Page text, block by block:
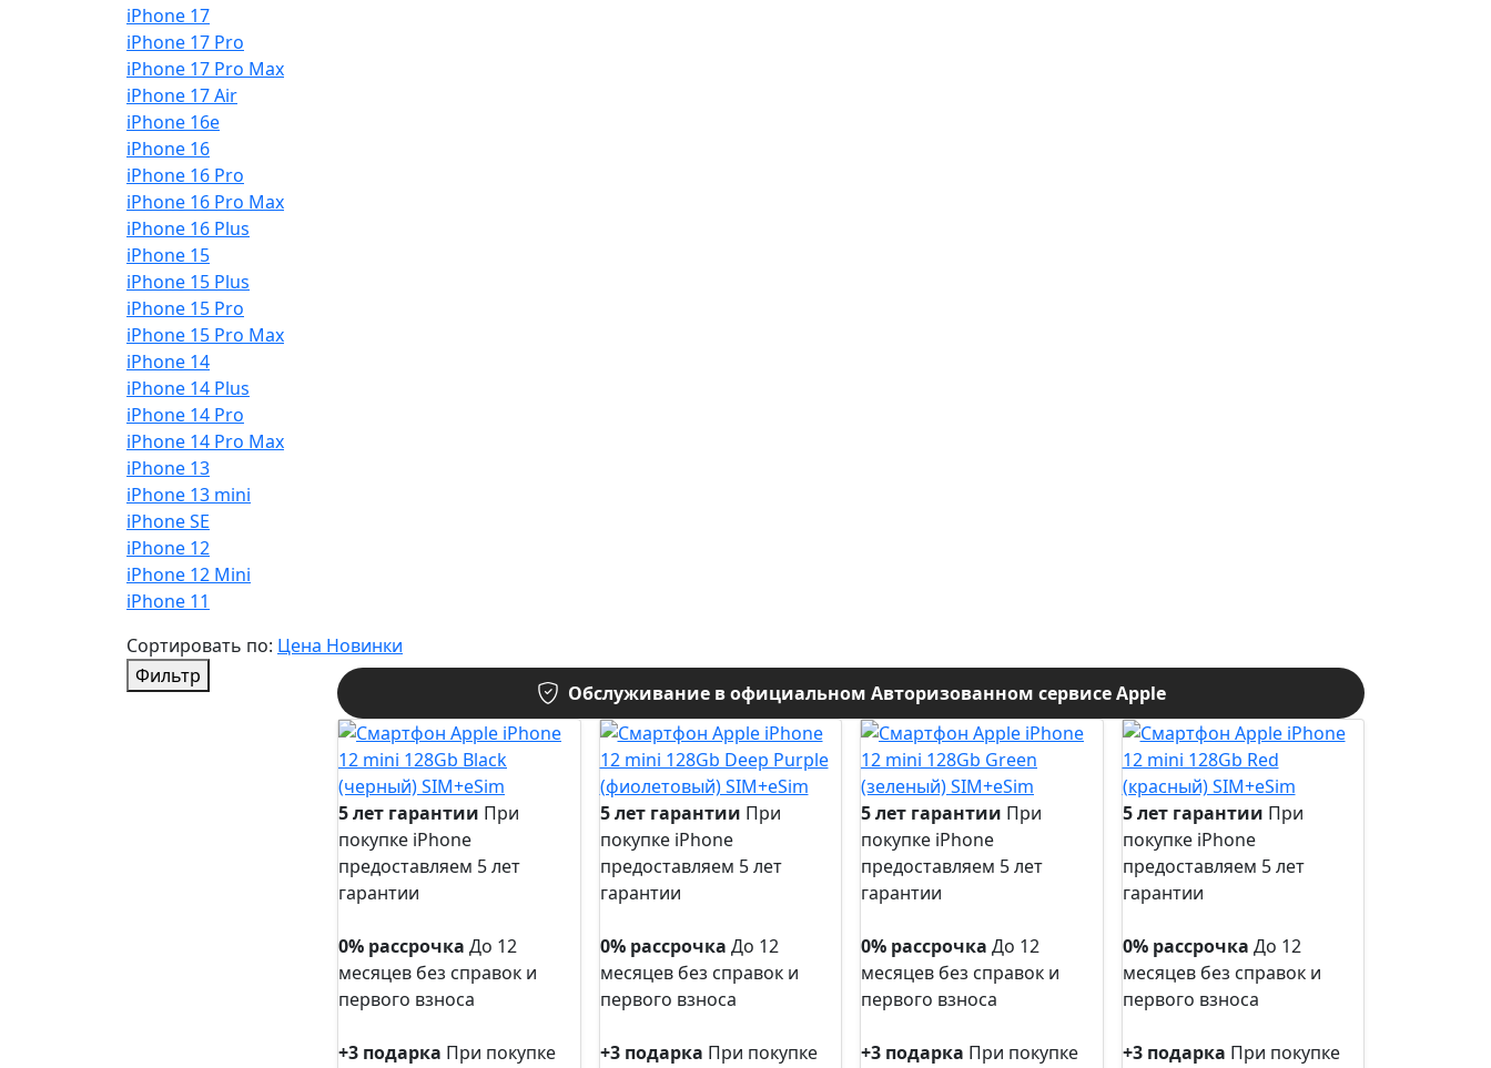
iPhone 17
iPhone 17 Pro
iPhone 17 Pro Max
iPhone 17 Air
iPhone 16e
iPhone 16
iPhone 16 Pro
iPhone 16 Pro Max
iPhone 16 Plus
iPhone 15
iPhone 15 Plus
iPhone 15 Pro
iPhone 15 Pro Max
iPhone 14
iPhone 14 Plus
iPhone 14 Pro
iPhone 14 Pro Max
iPhone 13
iPhone 13 mini
iPhone SE
iPhone 12
iPhone 12 Mini
iPhone 11
Сортировать по: Цена Новинки
Фильтр
Обслуживание в официальном Авторизованном сервисе Apple
5 лет гарантии При
покупке iPhone
предоставляем 5 лет
гарантии
0% рассрочка До 12
месяцев без справок и
первого взноса
+3 подарка При покупке
5 лет гарантии При
покупке iPhone
предоставляем 5 лет
гарантии
0% рассрочка До 12
месяцев без справок и
первого взноса
+3 подарка При покупке
5 лет гарантии При
покупке iPhone
предоставляем 5 лет
гарантии
0% рассрочка До 12
месяцев без справок и
первого взноса
+3 подарка При покупке
5 лет гарантии При
покупке iPhone
предоставляем 5 лет
гарантии
0% рассрочка До 12
месяцев без справок и
первого взноса
+3 подарка При покупке